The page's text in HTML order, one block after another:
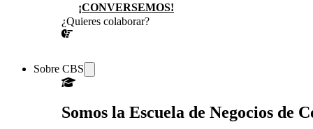
¡CONVERSEMOS!
¿Quieres colaborar?
Sobre CBS
Somos la Escuela de Negocios de